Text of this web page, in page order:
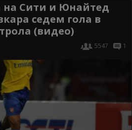
на Сити и Юнайтед
седем гола в
(видео)
5547 1